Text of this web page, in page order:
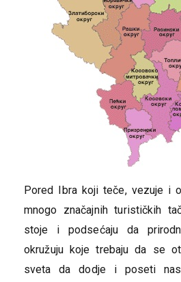
Pored Ibra koji teče, vezuje i
mnogo značajnih turističkih
stoje i podsećaju da
okružuju koje trebaju da se
sveta da dodje i poseti